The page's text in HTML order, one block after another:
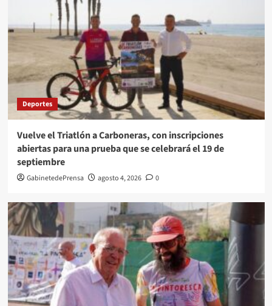
Deportes
Vuelve el Triatlón a Carboneras, con inscripciones
abiertas para una prueba que se celebrará el 19 de
septiembre
GabinetedePrensa agosto 4, 2026 0